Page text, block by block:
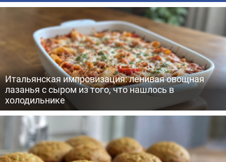
Итальянская импровизация: ленивая овощная
лазанья с сыром из того, что нашлось в
холодильнике